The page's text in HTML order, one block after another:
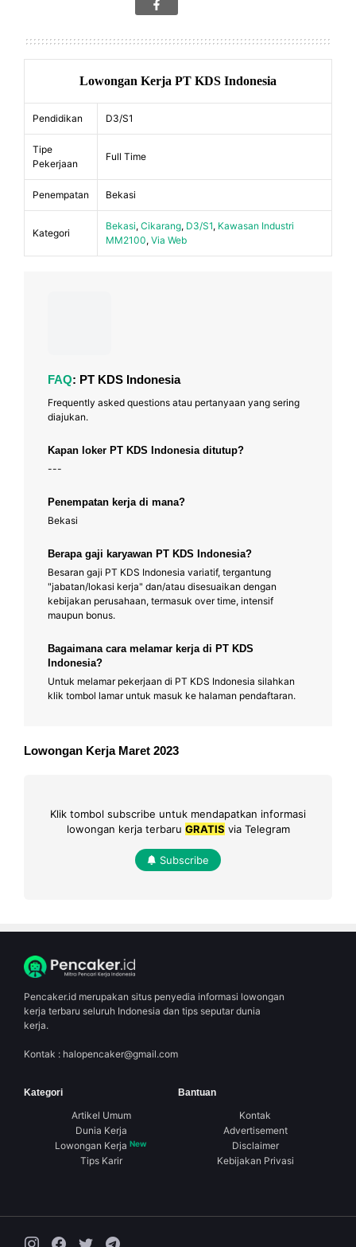
Lowongan Kerja PT KDS Indonesia
Pendidikan D3/S1
Tipe
Pekerjaan
Full Time
Penempatan Bekasi
Kategori
Bekasi, Cikarang, D3/S1, Kawasan Industri
MM2100, Via Web
FAQ: PT KDS Indonesia
Frequently asked questions atau pertanyaan yang sering
diajukan.
Kapan loker PT KDS Indonesia ditutup?
---
Penempatan kerja di mana?
Bekasi
Berapa gaji karyawan PT KDS Indonesia?
Besaran gaji PT KDS Indonesia variatif, tergantung
"jabatan/lokasi kerja" dan/atau disesuaikan dengan
kebijakan perusahaan, termasuk over time, intensif
maupun bonus.
Bagaimana cara melamar kerja di PT KDS
Indonesia?
Untuk melamar pekerjaan di PT KDS Indonesia silahkan
klik tombol lamar untuk masuk ke halaman pendaftaran.
Lowongan Kerja Maret 2023
Klik tombol subscribe untuk mendapatkan informasi
lowongan kerja terbaru GRATIS via Telegram
Subscribe
Pencaker.id merupakan situs penyedia informasi lowongan
kerja terbaru seluruh Indonesia dan tips seputar dunia
kerja.
Kontak : halopencaker@gmail.com
Kategori
Artikel Umum
Dunia Kerja
Lowongan Kerja New
Tips Karir
Bantuan
Kontak
Advertisement
Disclaimer
Kebijakan Privasi